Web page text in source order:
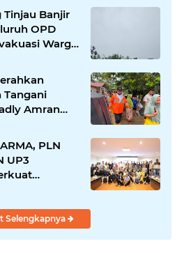
Tinjau Banjir
OPD
Warga
Tangani
Amran
Proyek
PLN
UP3
Selengkapnya